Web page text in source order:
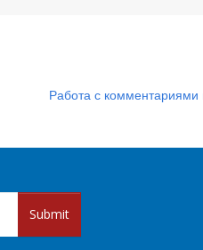
Работа с комментариями
Submit